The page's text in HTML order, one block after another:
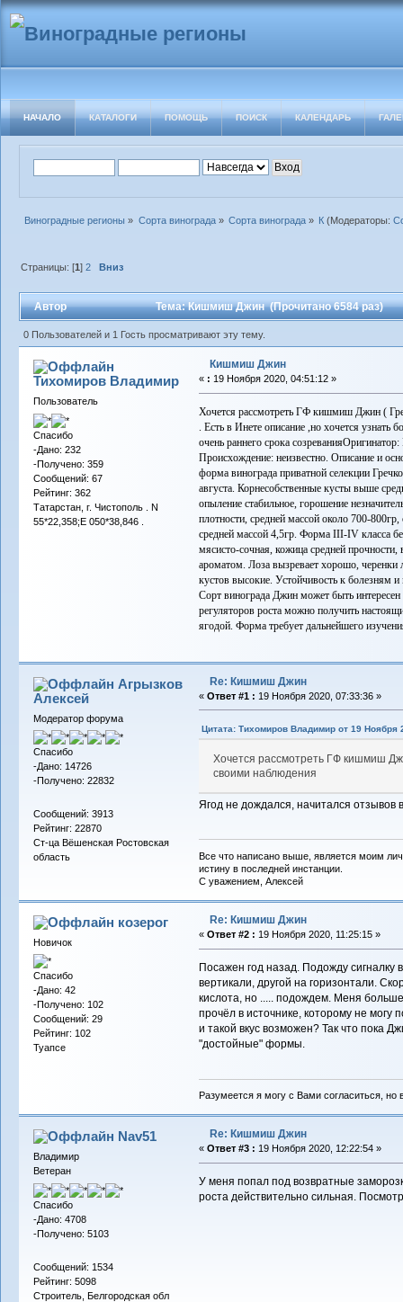
НАЧАЛО КАТАЛОГИ ПОМОЩЬ ПОИСК КАЛЕНДАРЬ
Виноградные регионы » Сорта винограда» Сорта винограда» К (Модераторы:
Страницы: [1]2 Вниз
Автор Тема: Кишмиш Джин (Прочитано 6584 раз)
0 Пользователей и 1 Гость просматривают эту тему.
Тихомиров Владимир
Пользователь
Спасибо
-Дано: 232
-Получено: 359
Сообщений: 67
Рейтинг: 362
Татарстан, г. Чистополь . N
55*22,358;E 050*38,846 .
Кишмиш Джин
« : 19 Ноября 2020, 04:51:12 »
Хочется рассмотреть ГФ кишмиш Джин (
. Есть в Инете описание ,но хочется
очень раннего срока
Происхождение: неизвестно. Описание и
форма винограда приватной селекции
августа. Корнесобственные кусты выше
опыление стабильное, горошение
плотности, средней массой около 700-
средней массой 4,5гр. Форма III-IV класса
мясисто-сочная, кожица средней
ароматом. Лоза вызревает хорошо, черенки
кустов высокие. Устойчивость к болезням и
Сорт винограда Джин может быть
регуляторов роста можно получить
ягодой. Форма требует дальнейшего
Агрызков
Алексей
Модератор форума
Спасибо
-Дано: 14726
-Получено: 22832
Сообщений: 3913
Рейтинг: 22870
Ст-ца Вёшенская Ростовская
область
Re: Кишмиш Джин
« Ответ #1 : 19 Ноября 2020, 07:33:36 »
Цитата: Тихомиров Владимир от 19 Ноября
Хочется рассмотреть ГФ кишмиш
своими наблюдения
Ягод не дождался, начитался
Все что написано выше, является моим
истину в последней инстанции.
С уважением, Алексей
козерог
Новичок
Спасибо
-Дано: 42
-Получено: 102
Сообщений: 29
Рейтинг: 102
Туапсе
Re: Кишмиш Джин
« Ответ #2 : 19 Ноября 2020, 11:25:15 »
Посажен год назад. Подожду сигналку
вертикали, другой на горизонтали.
кислота, но ..... подождем. Меня
прочёл в источнике, которому не могу
и такой вкус возможен? Так что пока
"достойные" формы.
Разумеется я могу с Вами согласиться,
Nav51
Владимир
Ветеран
Спасибо
-Дано: 4708
-Получено: 5103
Сообщений: 1534
Рейтинг: 5098
Строитель, Белгородская обл
Re: Кишмиш Джин
« Ответ #3 : 19 Ноября 2020, 12:22:54 »
У меня попал под возвратные
роста действительно сильная.